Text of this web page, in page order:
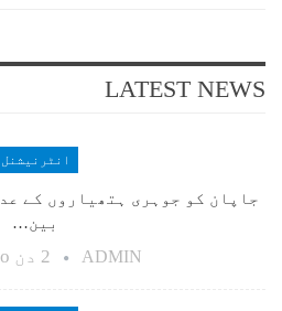
LATEST NEWS
انٹرنیشنل
جاپان کو جوہری ہتھیاروں کے
بین…
ADMIN 2 دن ago